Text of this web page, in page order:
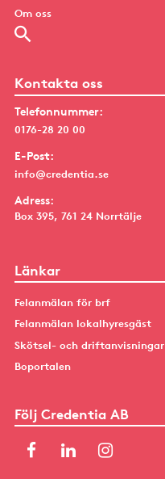
Om oss
Kontakta oss
Telefonnummer:
0176-28 20 00
E-Post:
info@credentia.se
Adress:
Box 395, 761 24 Norrtälje
Länkar
Felanmälan för brf
Felanmälan lokalhyresgäst
Skötsel- och driftanvisningar
Boportalen
Följ Credentia AB